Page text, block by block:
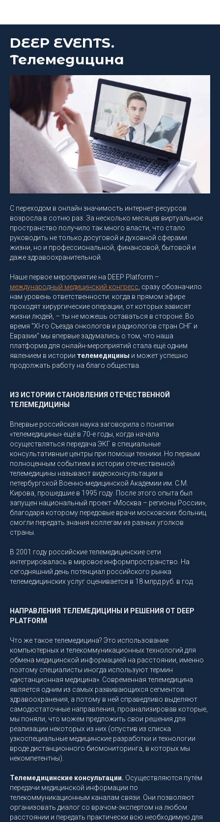
DEEP EVENTS.
Телемедицина
С переходом в онлайн значимость интернет-ресурсов
возросла в сотню раз. За несколько месяцев виртуальное
пространство получило так много власти, что стало
руководить не только досуговой и духовной сферами
жизни, но и профессиональной, финансовой, бытовой и
даже здравоохранительной.
Наше первое мероприятие на DEEP Platform –
международный медицинский конгресс , сразу обозначило
нам уровень ответственности: когда в прямом эфире
проходят хирургические операции, от которых зависят
жизни людей, – ты не можешь оставаться в стороне. Во
время "XI-го Съезда онкологов и радиологов стран СНГ и
Евразии" мы впервые задумались о том, что наша
платформа для онлайн-мероприятий стала ещё одним
явлением в истории телемедицины и может успешно
продолжать работу на благо общества.
ИЗ ИСТОРИИ СТАНОВЛЕНИЯ ОТЕЧЕСТВЕННОЙ
ТЕЛЕМЕДИЦИНЫ
Впервые российская наука заговорила о понятии
«телемедицины» ещё в 70-е годы, когда начала
осуществляться передача ЭКГ в специальные
консультативные центры при помощи техники. Но первым
полноценным событием в истории отечественной
телемедицины называют видеоконсультации в
петербургской Военно-медицинской Академии им. С.М.
Кирова, прошедшие в 1995 году. После этого опыта был
запущен национальный проект «Москва – регионы России»,
благодаря которому передовые врачи московских больниц
смогли передать знания коллегам из разных уголков
страны.
В 2001 году российские телемедицинские сети
интегрировалась в мировое информпространство. На
сегодняшний день потенциал российского рынка
телемедицинских услуг оценивается в 18 млрд руб. в год.
НАПРАВЛЕНИЯ ТЕЛЕМЕДИЦИНЫ И РЕШЕНИЯ ОТ DEEP
PLATFORM
Что же такое телемедицина? Это использование
компьютерных и телекоммуникационных технологий для
обмена медицинской информацией на расстоянии, именно
поэтому специалисты иногда используют термин
«дистанционная медицина». Современная телемедицина
является одним из самых развивающихся сегментов
здравоохранения, а потому в ней справедливо выделяют
самодостаточные направления, проанализировав которые,
мы поняли, что можем предложить свои решения для
реализации некоторых из них (опустив из списка
узкоспециальные медицинские разработки и технологии
вроде дистанционного биомониторинга, в которых мы
некомпетентны).
Телемедицинские консультации. Осуществляются путём
передачи медицинской информации по
телекоммуникационным каналам связи. Они позволяют
организовать диалог со врачом-экспертом на любом
расстоянии и передать практически всю необходимую для